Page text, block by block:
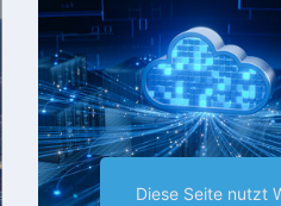
Diese Seite nutzt